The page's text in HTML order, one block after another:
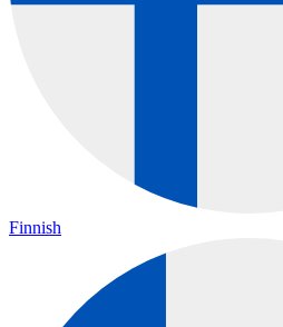
Finnish